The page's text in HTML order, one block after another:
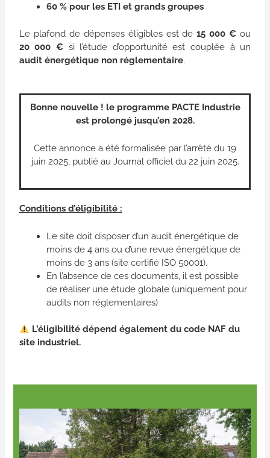
60 % pour les ETI et grands groupes
Le plafond de dépenses éligibles est de15 000€ ou
20 000 € si l’étude d’opportunité est couplée à un
audit énergétique non réglementaire.
Bonne nouvelle ! le programme PACTE Industrie
est prolongé jusqu’en 2028.
Cette annonce a été formalisée par l’arrêté du 19
juin 2025, publié au Journal officiel du 22 juin 2025.
Conditions d’éligibilité :
Le site doit disposer d’un audit énergétique de
moins de 4 ans ou d’une revue énergétique de
moins de 3 ans (site certifié ISO 50001).
En l’absence de ces documents, il est possible
de réaliser une étude globale (uniquement pour
audits non réglementaires)
L’éligibilité dépend également du code NAF du
site industriel.